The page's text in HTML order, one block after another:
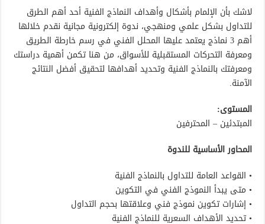
لاشك بأن الإلمام بأشكال وأهداف النماذج الفنية أحد أهم الطرق
للتداول بشكل علمي ومنهجي، ندوة إلكترونية مجانية نقدم خلالها
أهم 3 نماذج يعتمد عليها المحلل الفني في رسم خارطة الطريق
ومعرفة التحركات المستقبلية للأسواق، من هنا تكمن أهمية دراستك
ومعرفتك بالنماذج الفنية وتحديد أهدافها لتحقيق أفضل النتائج
الآمنة.
المستوى:
المبتدئين – المحترفين
المحاور الأساسية للندوة
• القواعد العامة للتداول بالنماذج الفنية
• متى يبدأ النموذج الفني في التكوين
• إشارات تكوين نموذج فني وعلاقتها بحجم التداول
• تحديد الأهداف السعرية للنماذج الفنية